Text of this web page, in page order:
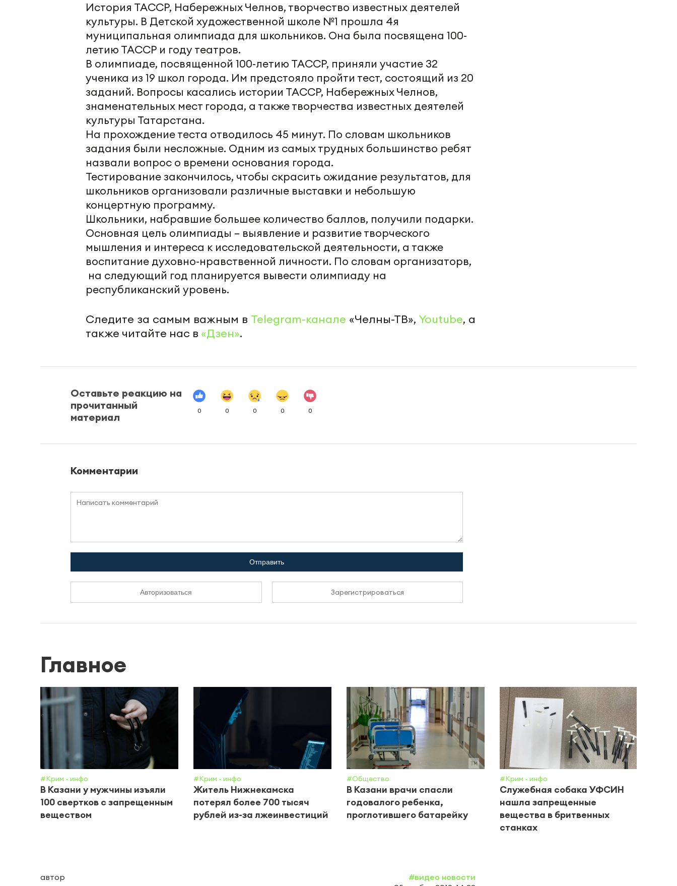
История ТАССР, Набережных Челнов, творчество известных деятелей
культуры. В Детской художественной школе №1 прошла 4я
муниципальная олимпиада для школьников. Она была посвящена 100-
летию ТАССР и году театров.
В олимпиаде, посвященной 100-летию ТАССР, приняли участие 32
ученика из 19 школ города. Им предстояло пройти тест, состоящий из 20
заданий. Вопросы касались истории ТАССР, Набережных Челнов,
знаменательных мест города, а также творчества известных деятелей
культуры Татарстана.
На прохождение теста отводилось 45 минут. По словам школьников
задания были несложные. Одним из самых трудных большинство ребят
назвали вопрос о времени основания города.
Тестирование закончилось, чтобы скрасить ожидание результатов, для
школьников организовали различные выставки и небольшую
концертную программу.
Школьники, набравшие большее количество баллов, получили подарки.
Основная цель олимпиады – выявление и развитие творческого
мышления и интереса к исследовательской деятельности, а также
воспитание духовно-нравственной личности. По словам организаторв,
на следующий год планируется вывести олимпиаду на
республиканский уровень.
Следите за самым важным в Telegram-канале «Челны-ТВ», Youtube, а
также читайте нас в «Дзен».
Оставьте реакцию на
прочитанный
материал
0 0 0 0 0
Комментарии
Отправить
Авторизоваться Зарегистрироваться
Главное
#Крим - инфо
В Казани у мужчины изъяли
100 свертков с запрещенным
веществом
#Крим - инфо
Житель Нижнекамска
потерял более 700 тысяч
рублей из-за лжеинвестиций
#Общество
В Казани врачи спасли
годовалого ребенка,
проглотившего батарейку
#Крим - инфо
Служебная собака УФСИН
нашла запрещенные
вещества в бритвенных
станках
автор
#видео новости